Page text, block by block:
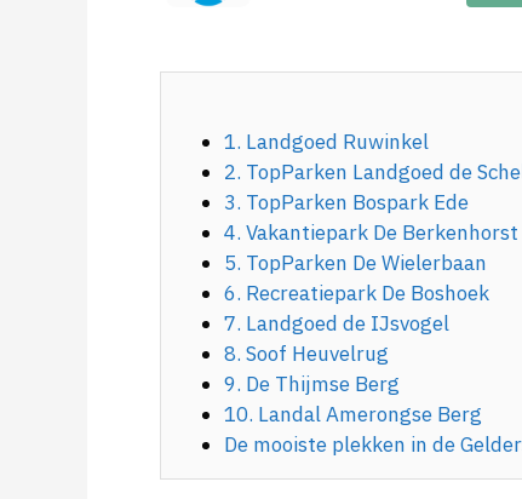
1. Landgoed Ruwinkel
2. TopParken Landgoed de
3. TopParken Bospark Ede
4. Vakantiepark De Berkenhorst
5. TopParken De Wielerbaan
6. Recreatiepark De Boshoek
7. Landgoed de IJsvogel
8. Soof Heuvelrug
9. De Thijmse Berg
10. Landal Amerongse Berg
De mooiste plekken in de